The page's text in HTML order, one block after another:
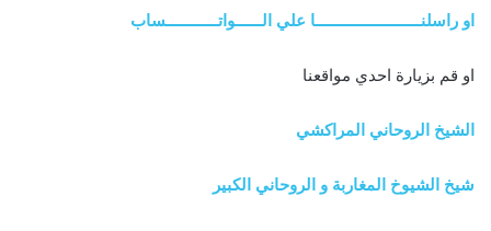
او راسلنــــــــــــــــــــــــا علي الــــــواتــــــــــــساب
او قم بزيارة احدي مواقعنا
الشيخ الروحاني المراكشي
شيخ الشيوخ المغاربة و الروحاني الكبير